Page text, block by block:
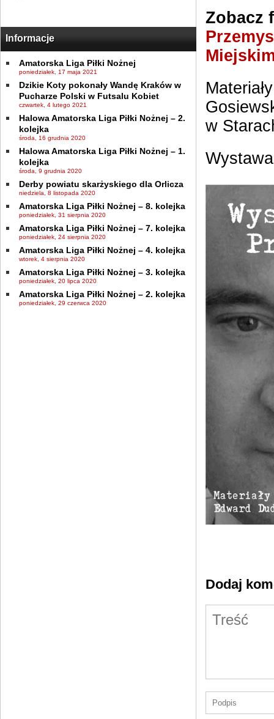
Informacje
Amatorska Liga Piłki Nożnej
poniedziałek, 17 maja 2021
Dzikie Koty pokonały Wandę Kraków w
Pucharze Polski w Futsalu Kobiet
czwartek, 4 lutego 2021
Halowa Amatorska Liga Piłki Nożnej – 2.
kolejka
środa, 16 grudnia 2020
Halowa Amatorska Liga Piłki Nożnej – 1.
kolejka
środa, 9 grudnia 2020
Derby powiatu skarżyskiego dla Orlicza
niedziela, 8 listopada 2020
Amatorska Liga Piłki Nożnej – 8. kolejka
poniedziałek, 31 sierpnia 2020
Amatorska Liga Piłki Nożnej – 7. kolejka
poniedziałek, 24 sierpnia 2020
Amatorska Liga Piłki Nożnej – 4. kolejka
wtorek, 4 sierpnia 2020
Amatorska Liga Piłki Nożnej – 3. kolejka
poniedziałek, 20 lipca 2020
Amatorska Liga Piłki Nożnej – 2. kolejka
poniedziałek, 29 czerwca 2020
Zobacz
w
Dodaj